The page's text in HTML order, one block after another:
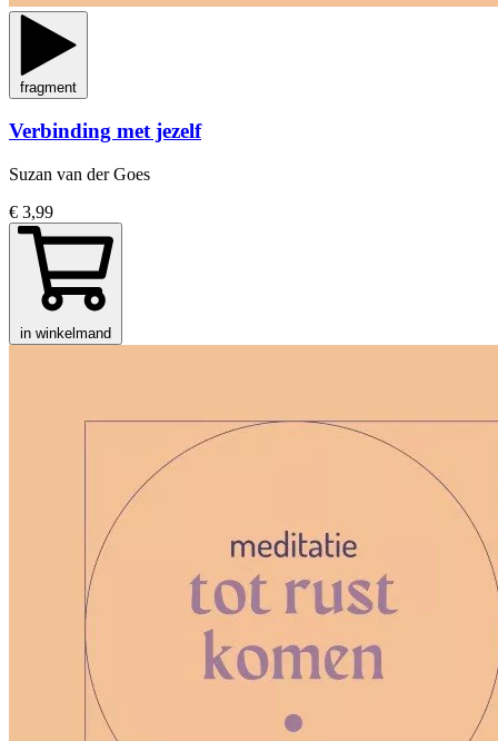
fragment
Verbinding met jezelf
Suzan van der Goes
€ 3,99
in winkelmand